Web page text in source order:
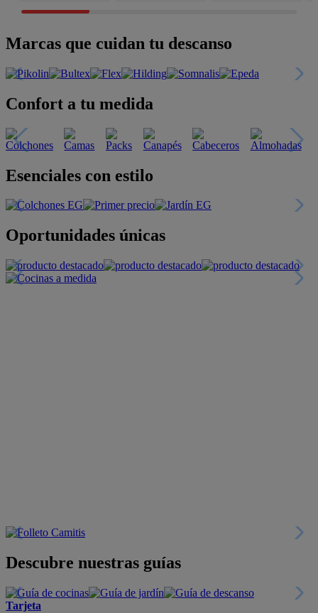
Marcas que cuidan tu descanso
Confort a tu medida
Esenciales con estilo
Oportunidades únicas
Descubre nuestras guías
Tarjeta